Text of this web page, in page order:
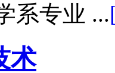
系专业 ...
术